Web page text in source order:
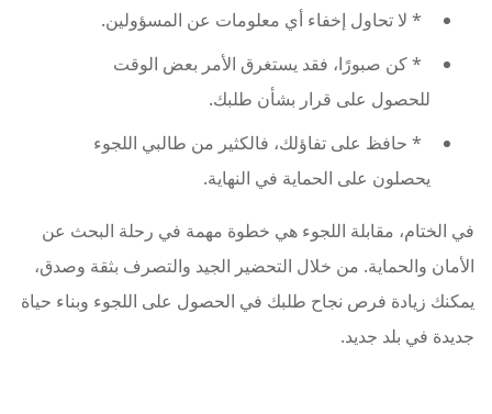
* لا تحاول إخفاء أي معلومات عن المسؤولين.
* كن صبورًا، فقد يستغرق الأمر بعض الوقت
للحصول على قرار بشأن طلبك.
* حافظ على تفاؤلك، فالكثير من طالبي اللجوء
يحصلون على الحماية في النهاية.
في الختام، مقابلة اللجوء هي خطوة مهمة في رحلة البحث عن
الأمان والحماية. من خلال التحضير الجيد والتصرف بثقة وصدق،
يمكنك زيادة فرص نجاح طلبك في الحصول على اللجوء وبناء حياة
جديدة في بلد جديد.